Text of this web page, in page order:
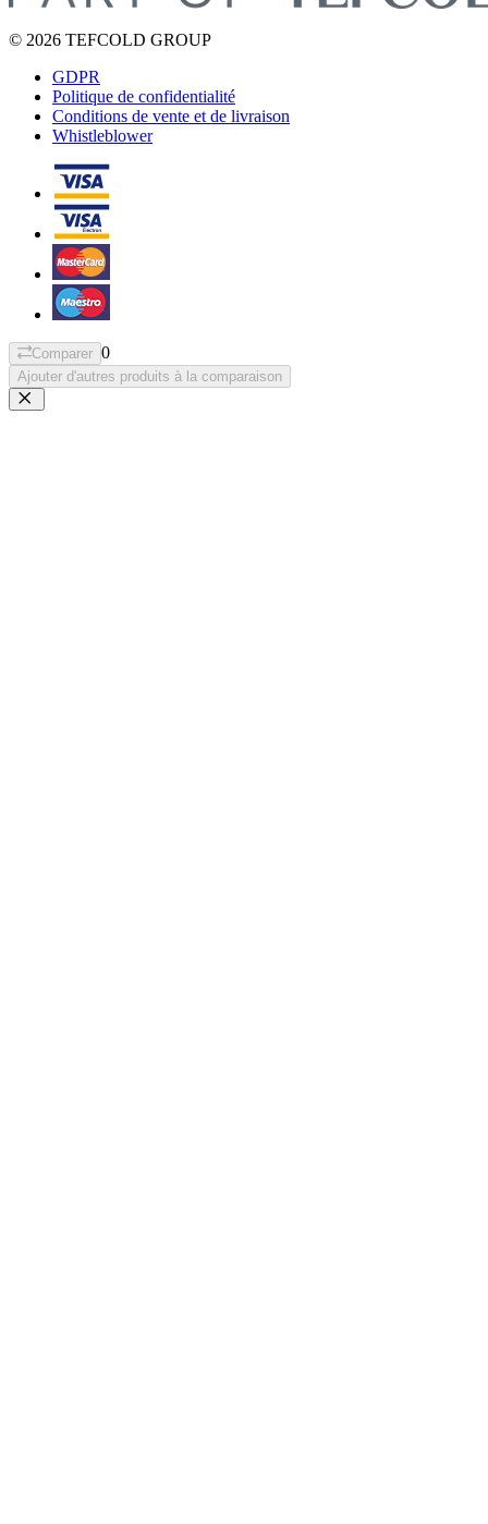
© 2026 TEFCOLD GROUP
GDPR
Politique de confidentialité
Conditions de vente et de livraison
Whistleblower
Comparer 0
Ajouter d'autres produits à la comparaison